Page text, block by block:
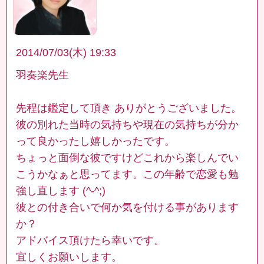
2014/07/03(木) 19:33
羽奏楽先生
先程は鑑定して頂き ありがとうございました。
彼の別れた当時の気持ちや現在の気持ちが分か
って良かったし嬉しかったです。
ちょっと面倒な彼ですけどこれから楽しんでい
こうかなぁと思ってます。この年齢で恋愛も勉
強し直します (^-^;)
彼との付き合いで何か気を付ける事があります
か？
アドバイス頂けたら幸いです。
宜しくお願いします。